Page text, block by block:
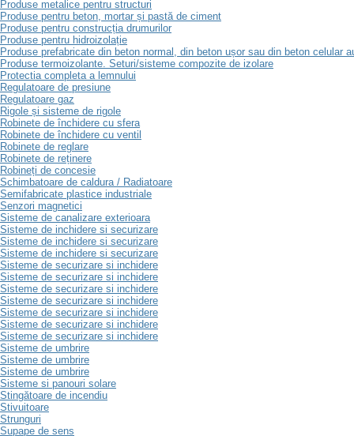
Produse metalice pentru structuri
Produse pentru beton, mortar și pastă de ciment
Produse pentru construcția drumurilor
Produse pentru hidroizolație
Produse prefabricate din beton normal, din beton ușor sau din beton celular
Produse termoizolante. Seturi/sisteme compozite de izolare
Protectia completa a lemnului
Regulatoare de presiune
Regulatoare gaz
Rigole și sisteme de rigole
Robinete de închidere cu sfera
Robinete de închidere cu ventil
Robinete de reglare
Robinete de reținere
Robineți de concesie
Schimbatoare de caldura / Radiatoare
Semifabricate plastice industriale
Senzori magnetici
Sisteme de canalizare exterioara
Sisteme de inchidere si securizare
Sisteme de inchidere si securizare
Sisteme de inchidere si securizare
Sisteme de securizare si inchidere
Sisteme de securizare si inchidere
Sisteme de securizare si inchidere
Sisteme de securizare si inchidere
Sisteme de securizare si inchidere
Sisteme de securizare si inchidere
Sisteme de securizare si inchidere
Sisteme de umbrire
Sisteme de umbrire
Sisteme de umbrire
Sisteme si panouri solare
Stingătoare de incendiu
Stivuitoare
Strunguri
Supape de sens